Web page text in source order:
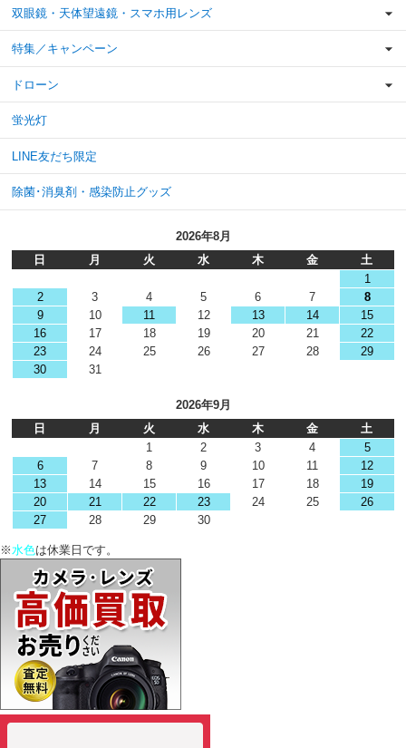
双眼鏡・天体望遠鏡・スマホ用レンズ
特集／キャンペーン
ドローン
蛍光灯
LINE友だち限定
除菌･消臭剤・感染防止グッズ
2026年8月
日
月 火 水 木 金
土
1
2
3 4 5 6 7
8
9
10 11 12 13 14
15
16
17 18 19 20 21
22
23
24 25 26 27 28
29
30
31
2026年9月
日
月 火 水 木 金
土
1
2 3 4
5
6
7 8 9 10 11
12
13
14 15 16 17 18
19
20
21 22 23 24 25
26
27
28 29 30
※水色は休業日です。